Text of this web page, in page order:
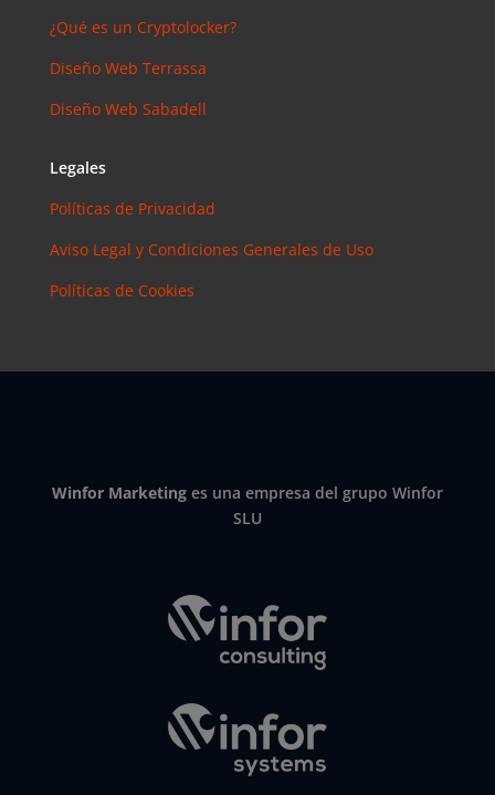
¿Qué es un Cryptolocker?
Diseño Web Terrassa
Diseño Web Sabadell
Legales
Políticas de Privacidad
Aviso Legal y Condiciones Generales de Uso
Políticas de Cookies
Winfor Marketinges una empresa del grupo Winfor
SLU